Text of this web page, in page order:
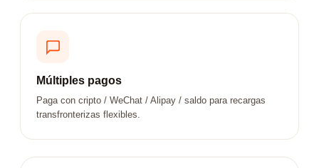
Múltiples pagos
Paga con cripto / WeChat / Alipay / saldo para recargas
transfronterizas flexibles.